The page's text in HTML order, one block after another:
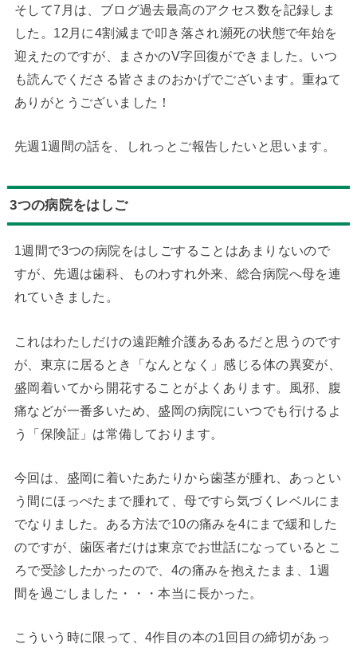
そして7月は、ブログ過去最高のアクセス数を記録しま
した。12月に4割減まで叩き落され瀕死の状態で年始を
迎えたのですが、まさかのV字回復ができました。いつ
も読んでくださる皆さまのおかげでございます。重ねて
ありがとうございました！
先週1週間の話を、しれっとご報告したいと思います。
3つの病院をはしご
1週間で3つの病院をはしごすることはあまりないので
すが、先週は歯科、ものわすれ外来、総合病院へ母を連
れていきました。
これはわたしだけの遠距離介護あるあるだと思うのです
が、東京に居るとき「なんとなく」感じる体の異変が、
盛岡着いてから開花することがよくあります。風邪、腹
痛などが一番多いため、盛岡の病院にいつでも行けるよ
う「保険証」は常備しております。
今回は、盛岡に着いたあたりから歯茎が腫れ、あっとい
う間にほっぺたまで腫れて、母ですら気づくレベルにま
でなりました。ある方法で10の痛みを4にまで緩和した
のですが、歯医者だけは東京でお世話になっているとこ
ろで受診したかったので、4の痛みを抱えたまま、1週
間を過ごしました・・・本当に長かった。
こういう時に限って、4作目の本の1回目の締切があっ